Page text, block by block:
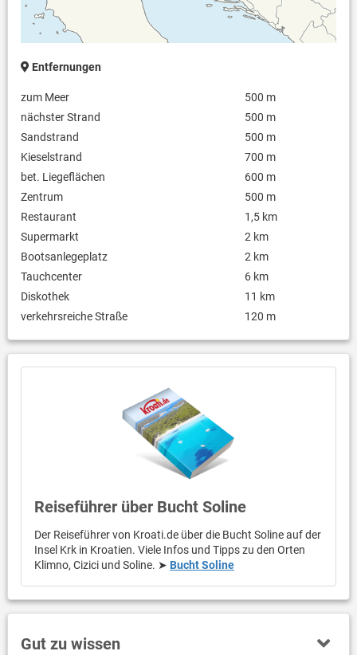
Entfernungen
zum Meer
500 m
nächster Strand
500 m
Sandstrand
500 m
Kieselstrand
700 m
bet. Liegeflächen
600 m
Zentrum
500 m
Restaurant
1,5 km
Supermarkt
2 km
Bootsanlegeplatz
2 km
Tauchcenter
6 km
Diskothek
11 km
verkehrsreiche Straße
120 m
Reiseführer über Bucht Soline
Der Reiseführer von Kroati.de über die Bucht Soline auf der
Insel Krk in Kroatien. Viele Infos und Tipps zu den Orten
Klimno, Cizici und Soline. ➤ Bucht Soline
Gut zu wissen